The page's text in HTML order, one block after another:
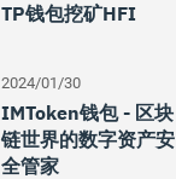
TP钱包挖矿HFI
2024/01/30
IMToken钱包 - 区块
链世界的数字资产安
全管家